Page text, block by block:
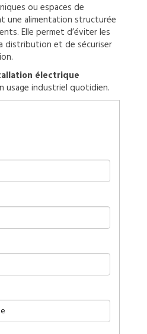
ou espaces de
une alimentation structurée
Elle permet d’éviter les
distribution et de sécuriser
électrique
usage industriel quotidien.